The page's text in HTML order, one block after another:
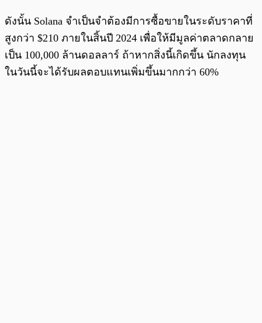
ดังนั้น Solana จำเป็นจำต้องมีการซื้อขายในระดับราคาที่
สูงกว่า $210 ภายในสิ้นปี 2024 เพื่อให้มีมูลค่าตลาดกลาย
เป็น 100,000 ล้านดอลลาร์ ถ้าหากสิ่งนี้เกิดขึ้น นักลงทุน
ในวันนี้จะได้รับผลตอบแทนเพิ่มขึ้นมากกว่า 60%